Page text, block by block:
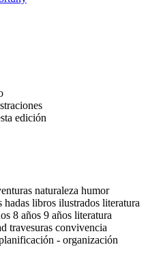
edición
naturaleza humor
hadas libros ilustrados literatura
8 años 9 años literatura
travesuras convivencia
- organización